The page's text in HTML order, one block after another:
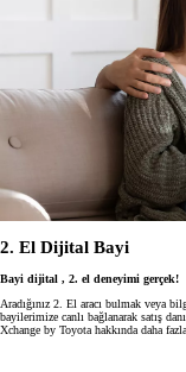
2. El Dijital Bayi
Bayi dijital , 2. el deneyimi gerçek!
Aradığınız 2. El aracı bulmak veya
bayilerimize canlı bağlanarak satış
Xchange by Toyota hakkında daha